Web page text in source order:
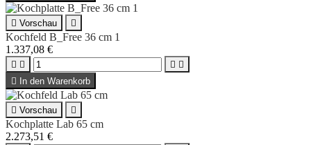
 Vorschau 
Kochfeld B_Free 36 cm 1
1.337,08 €
   
 In den Warenkorb
 Vorschau 
Kochplatte Lab 65 cm
2.273,51 €